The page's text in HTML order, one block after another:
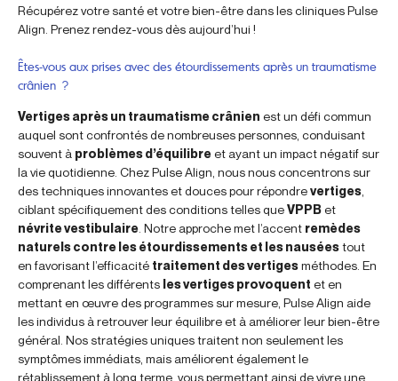
Récupérez votre santé et votre bien-être dans les cliniques Pulse
Align. Prenez rendez-vous dès aujourd’hui !
Êtes-vous aux prises avec des étourdissements après un traumatisme
crânien ?
Vertiges après un traumatisme crânien est un défi commun
auquel sont confrontés de nombreuses personnes, conduisant
souvent à problèmes d’équilibreet ayant un impact négatif sur
la vie quotidienne. Chez Pulse Align, nous nous concentrons sur
des techniques innovantes et douces pour répondrevertiges
ciblant spécifiquement des conditions telles queVPPBet
névrite vestibulaire . Notre approche met l’accent remèdes
naturels contre les étourdissements et les nauséestout
en favorisant l’efficacité traitement des vertigesméthodes. En
comprenant les différents les vertiges provoquent et en
mettant en œuvre des programmes sur mesure, Pulse Align aide
les individus à retrouver leur équilibre et à améliorer leur bien-être
général. Nos stratégies uniques traitent non seulement les
symptômes immédiats, mais améliorent également le
rétablissement à long terme, vous permettant ainsi de vivre une